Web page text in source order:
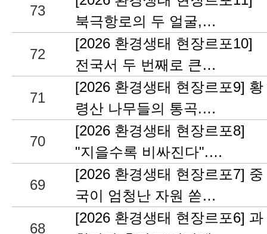
73
북극항로의 두 얼굴,…
72
[2026 환경생태 현장르포10]
전국서 두 번째로 큰…
71
[2026 환경생태 현장르포9] 황
령산 나무들의 통곡.…
70
[2026 환경생태 현장르포8]
"지을수록 비싸진다".…
69
[2026 환경생태 현장르포7] 중
국이 엄청난 자원 쏟…
68
[2026 환경생태 현장르포6] 과